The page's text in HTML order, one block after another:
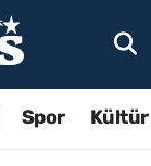
Spor